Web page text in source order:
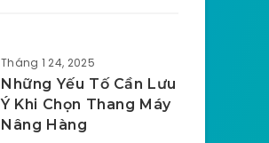
Tháng 1 24, 2025
Những Yếu Tố Cần Lưu
Ý Khi Chọn Thang Máy
Nâng Hàng